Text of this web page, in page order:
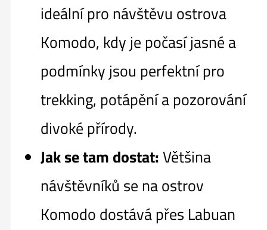
ideální pro návštěvu ostrova
Komodo, kdy je počasí jasné a
podmínky jsou perfektní pro
trekking, potápění a pozorování
divoké přírody.
Jak se tam dostat:Většina
návštěvníků se na ostrov
Komodo dostává přes Labuan